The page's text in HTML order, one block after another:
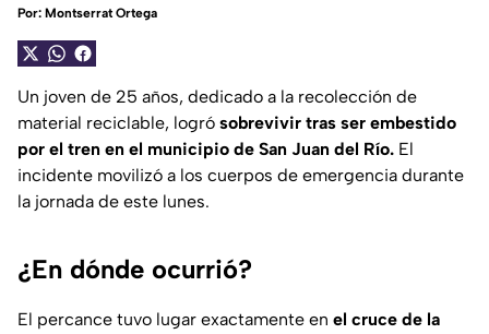
Por: Montserrat Ortega
Un joven de 25 años, dedicado a la recolección de
material reciclable, logró sobrevivir tras ser embestido
por el tren en el municipio de San Juan del Río. El
incidente movilizó a los cuerpos de emergencia durante
la jornada de este lunes.
¿En dónde ocurrió?
El percance tuvo lugar exactamente en el cruce de la